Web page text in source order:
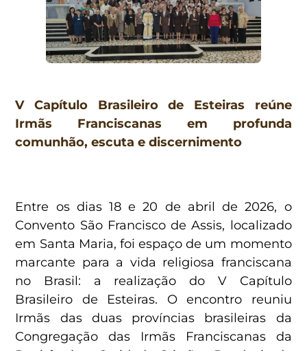
V Capítulo Brasileiro de Esteiras reúne
Irmãs Franciscanas em profunda
comunhão, escuta e discernimento
Entre os dias 18 e 20 de abril de 2026, o
Convento São Francisco de Assis, localizado
em Santa Maria, foi espaço de um momento
marcante para a vida religiosa franciscana
no Brasil: a realização do V Capítulo
Brasileiro de Esteiras. O encontro reuniu
Irmãs das duas províncias brasileiras da
Congregação das Irmãs Franciscanas da